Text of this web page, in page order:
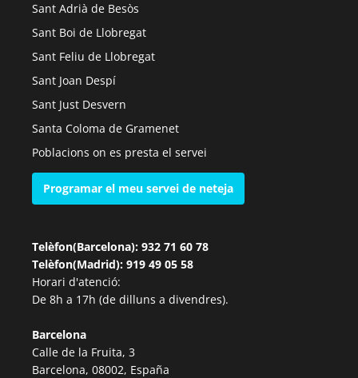
Sant Adrià de Besòs
Sant Boi de Llobregat
Sant Feliu de Llobregat
Sant Joan Despí
Sant Just Desvern
Santa Coloma de Gramenet
Poblacions on es presta el servei
Programar el meu servei de neteja
Telèfon(Barcelona): 932 71 60 78
Telèfon(Madrid): 919 49 05 58
Horari d'atenció:
De 8h a 17h (de dilluns a divendres).
Barcelona
Calle de la Fruita, 3
Barcelona, 08002, España